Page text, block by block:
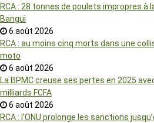
RCA : 28 tonnes de poulets impropres
Bangui
6 août 2026
RCA : au moins cinq morts dans une
moto
6 août 2026
La BPMC creuse ses pertes en 2025
milliards FCFA
6 août 2026
RCA : l’ONU prolonge les sanctions